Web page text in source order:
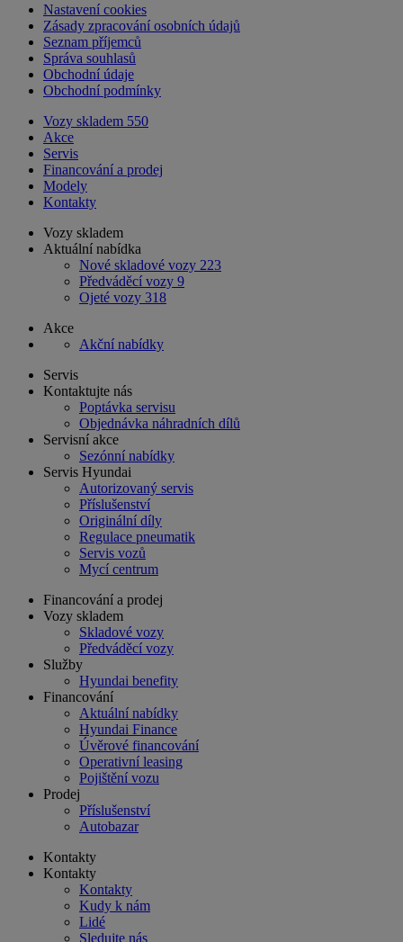
Nastavení cookies
Zásady zpracování osobních údajů
Seznam příjemců
Správa souhlasů
Obchodní údaje
Obchodní podmínky
Vozy skladem 550
Akce
Servis
Financování a prodej
Modely
Kontakty
Vozy skladem
Aktuální nabídka
Nové skladové vozy 223
Předváděcí vozy 9
Ojeté vozy 318
Akce
Akční nabídky
Servis
Kontaktujte nás
Poptávka servisu
Objednávka náhradních dílů
Servisní akce
Sezónní nabídky
Servis Hyundai
Autorizovaný servis
Příslušenství
Originální díly
Regulace pneumatik
Servis vozů
Mycí centrum
Financování a prodej
Vozy skladem
Skladové vozy
Předváděcí vozy
Služby
Hyundai benefity
Financování
Aktuální nabídky
Hyundai Finance
Úvěrové financování
Operativní leasing
Pojištění vozu
Prodej
Příslušenství
Autobazar
Kontakty
Kontakty
Kontakty
Kudy k nám
Lidé
Sledujte nás